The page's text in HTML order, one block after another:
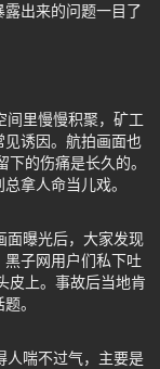
出来的问题一目了
间里慢慢积聚，矿工
诱因。航拍画面也
的伤痛是长久的。
拿人命当儿戏。
面曝光后，大家发现
子网用户们私下吐
皮上。事故后当地肯
。
人喘不过气，主要是